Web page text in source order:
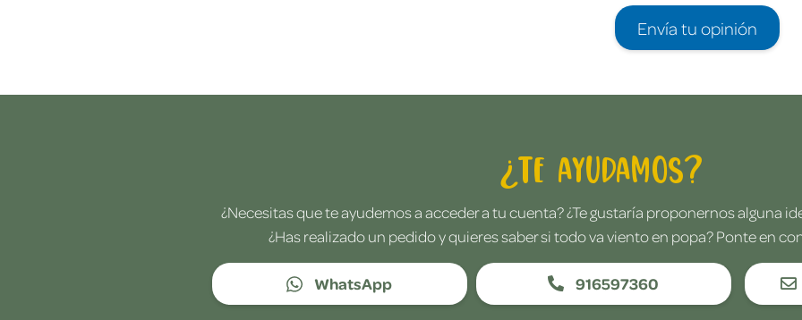
Envía tu opinión
¿Te ayudamos?
¿Necesitas que te ayudemos a acceder a tu cuenta? ¿Te gustaría proponernos alguna
¿Has realizado un pedido y quieres saber si todo va viento en popa? Ponte en
WhatsApp 916597360